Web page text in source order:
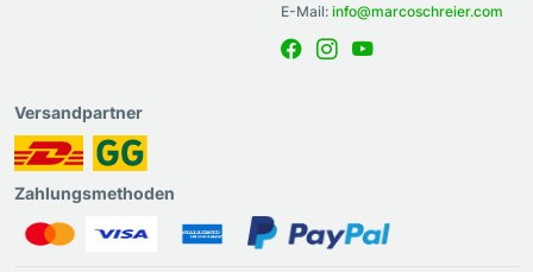
E-Mail: info@marcoschreier.com
Versandpartner
Zahlungsmethoden